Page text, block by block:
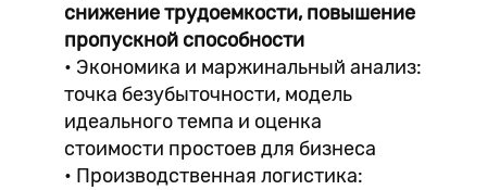
снижение трудоемкости, повышение
пропускной способности
• Экономика и маржинальный анализ:
точка безубыточности, модель
идеального темпа и оценка
стоимости простоев для бизнеса
• Производственная логистика: